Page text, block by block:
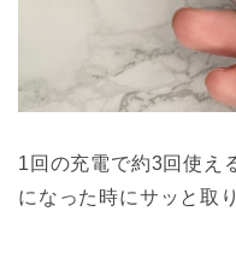
1回の充電で約3回使え
になった時にサッと取